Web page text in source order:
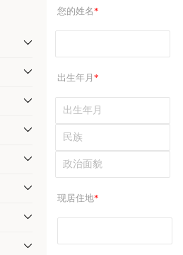
您的姓名*
出生年月 *
现居住地*